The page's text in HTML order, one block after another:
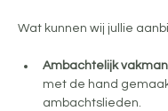
Wat kunnen wij jullie
Ambachtelijk
met de hand
ambachtslieden.